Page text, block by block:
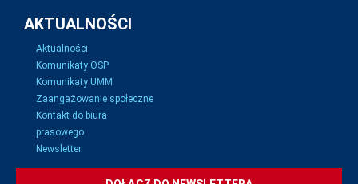
AKTUALNOŚCI
Aktualności
Komunikaty OSP
Komunikaty UMM
Zaangażowanie społeczne
Kontakt do biura
prasowego
Newsletter